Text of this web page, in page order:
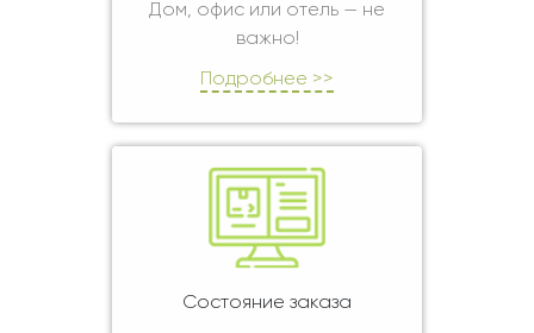
Дом, офис или отель — не
важно!
Подробнее >>
Состояние заказа